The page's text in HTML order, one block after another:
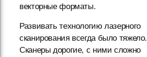
векторные форматы.
Развивать технологию лазерного
сканирования всегда было тяжело.
Сканеры дорогие, с ними сложно